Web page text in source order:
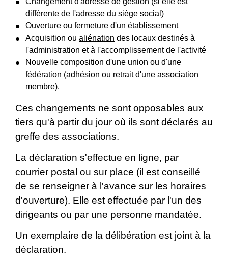
différente de l'adresse du siège social)
Ouverture ou fermeture d'un établissement
Acquisition ou aliénation des locaux destinés à
l'administration et à l'accomplissement de l'activité
Nouvelle composition d'une union ou d'une
fédération (adhésion ou retrait d'une association
membre).
Ces changements ne sont opposables aux
tiers qu'à partir du jour où ils sont déclarés au
greffe des associations.
La déclaration s'effectue en ligne, par
courrier postal ou sur place (il est conseillé
de se renseigner à l'avance sur les horaires
d'ouverture). Elle est effectuée par l'un des
dirigeants ou par une personne mandatée.
Un exemplaire de la délibération est joint à la
déclaration.